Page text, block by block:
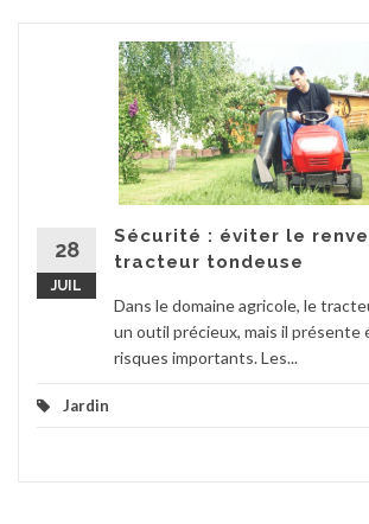
28
JUIL
Sécurité : éviter le
tracteur tondeuse
Dans le domaine agricole, le
un outil précieux, mais il présente
risques importants. Les...
Jardin